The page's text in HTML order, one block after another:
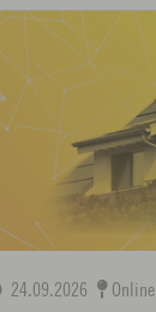
24.09.2026 Online